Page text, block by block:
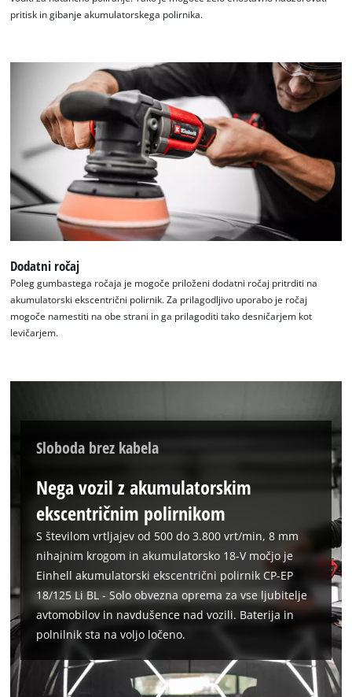
potrebujemo vaše soglasje!
This content is not permitted to load due
to trackers that are not disclosed to the
pritisk in gibanje akumulatorskega polirnika.
Dodatni ročaj
Poleg gumbastega ročaja je mogoče priloženi dodatni ročaj pritrditi na
akumulatorski ekscentrični polirnik. Za prilagodljivo uporabo je ročaj
mogoče namestiti na obe strani in ga prilagoditi tako desničarjem kot
levičarjem.
Sloboda brez kabela
Nega vozil z akumulatorskim
ekscentričnim polirnikom
S številom vrtljajev od 500 do 3.800 vrt/min, 8 mm
nihajnim krogom in akumulatorsko 18-V močjo je
Einhell akumulatorski ekscentrični polirnik CP-EP
18/125 Li BL - Solo obvezna oprema za vse ljubitelje
avtomobilov in navdušence nad vozili. Baterija in
polnilnik sta na voljo ločeno.